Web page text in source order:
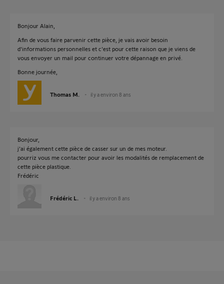
Bonjour Alain,
Afin de vous faire parvenir cette pièce, je vais avoir besoin
d'informations personnelles et c'est pour cette raison que je viens de
vous envoyer un mail pour continuer votre dépannage en privé.
Bonne journée,
Thomas M. il y a environ 8 ans
Bonjour,
j'ai également cette pièce de casser sur un de mes moteur.
pourriz vous me contacter pour avoir les modalités de remplacement de
cette pièce plastique.
Frédéric
Frédéric L. il y a environ 8 ans